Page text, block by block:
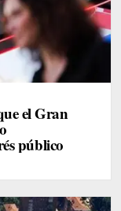
el Gran
público